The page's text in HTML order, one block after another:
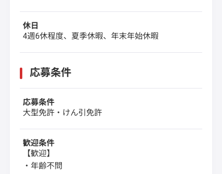
休日
4週6休程度、夏季休暇、年末年始休暇
応募条件
応募条件
大型免許・けん引免許
歓迎条件
【歓迎】
・年齢不問